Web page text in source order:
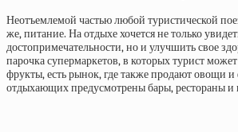
Неотъемлемой частью любой туристической
же, питание. На отдыхе хочется не только
достопримечательности, но и улучшить свое
парочка супермаркетов, в которых турист
фрукты, есть рынок, где также продают овощи
отдыхающих предусмотрены бары, рестораны и